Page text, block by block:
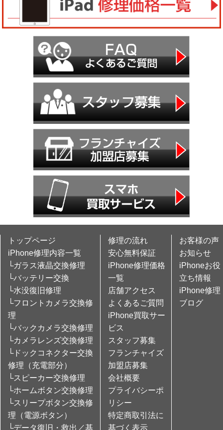
トップページ
iPhone修理内容一覧
└ガラス液晶交換修理
└バッテリー交換
└水没復旧修理
└フロントカメラ交換修
理
└バックカメラ交換修理
└カメラレンズ交換修理
└ドックコネクター交換
修理（充電部分）
└スピーカー交換修理
└ホームボタン交換修理
└スリープボタン交換修
理（電源ボタン）
└データ復旧・救出／基
修理の流れ
安心無料保証
iPhone修理価格
一覧
店舗アクセス
よくあるご質問
iPhone買取サー
ビス
スタッフ募集
フランチャイズ
加盟店募集
会社概要
プライバシーポ
リシー
特定商取引法に
基づく表示
お客様の声
お知らせ
iPhoneお役
立ち情報
iPhone修理
ブログ